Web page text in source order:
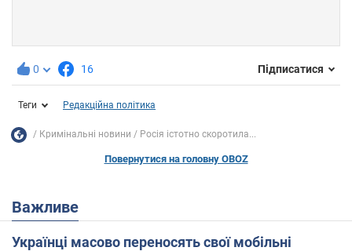
0 16 Підписатися
Теги Редакційна політика
Кримінальні новини Росія істотно скоротила...
Повернутися на головну OBOZ
Важливе
Українці масово переносять свої мобільні